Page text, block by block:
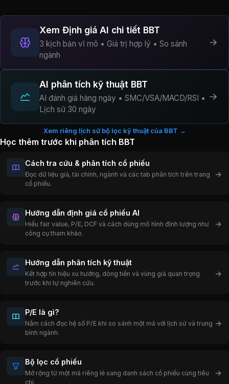
Xem Định giá AI chi tiết BBT
3 kịch bản vĩ mô • Giá trị hợp lý • So sánh
ngành
AI phân tích kỹ thuật BBT
AI đánh giá hàng ngày • SMC/VSA/MACD/RSI •
Lịch sử 30 ngày
Xem riêng lịch sử bộ lọc kỹ thuật của BBT →
Học thêm trước khi phân tích BBT
Cách tra cứu & phân tích cổ phiếu
Đọc dữ liệu giá, tài chính, ngành và các tab phân tích trên trang
cổ phiếu.
Hướng dẫn định giá cổ phiếu AI
Hiểu fair value, P/E, DCF và cách dùng mô hình định lượng như
công cụ tham khảo.
Hướng dẫn phân tích kỹ thuật
Kết hợp tín hiệu xu hướng, dòng tiền và vùng giá quan trọng
trước khi tự nghiên cứu.
P/E là gì?
Nắm cách đọc hệ số P/E khi so sánh một mã với lịch sử và trung
bình ngành.
Bộ lọc cổ phiếu
Mở rộng từ một mã riêng lẻ sang danh sách cổ phiếu cùng tiêu
chí.